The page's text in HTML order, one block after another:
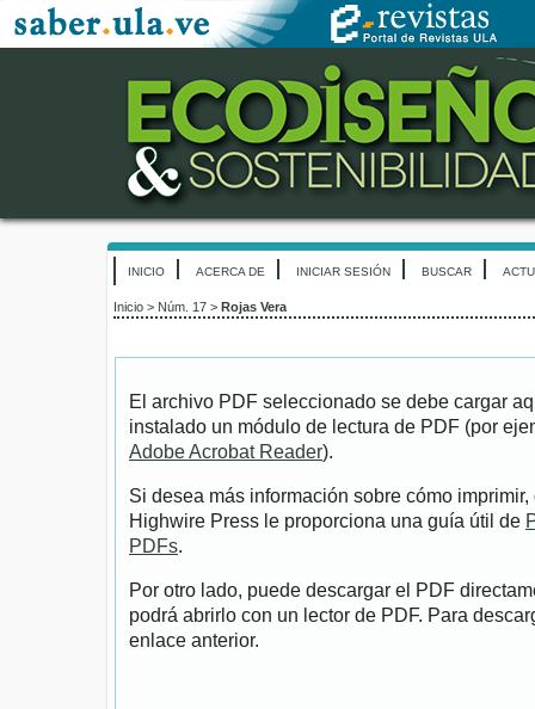
INICIO ACERCA DE INICIAR SESIÓN BUSCAR
Inicio > Núm. 17 > Rojas Vera
El archivo PDF seleccionado se debe cargar
instalado un módulo de lectura de PDF (por
Adobe Acrobat Reader).
Si desea más información sobre cómo
Highwire Press le proporciona una guía útil de
PDFs.
Por otro lado, puede descargar el PDF
podrá abrirlo con un lector de PDF. Para
enlace anterior.